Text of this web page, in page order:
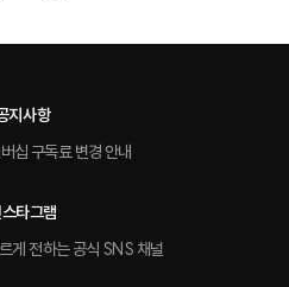
지사항
십 구독료 변경 안내
타그램
게 전하는 공식 SNS 채널